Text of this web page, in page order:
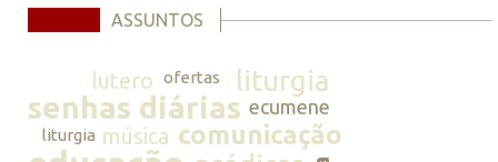
ASSUNTOS
lutero ofertas liturgia
senhas diárias ecumene
liturgia música comunicação